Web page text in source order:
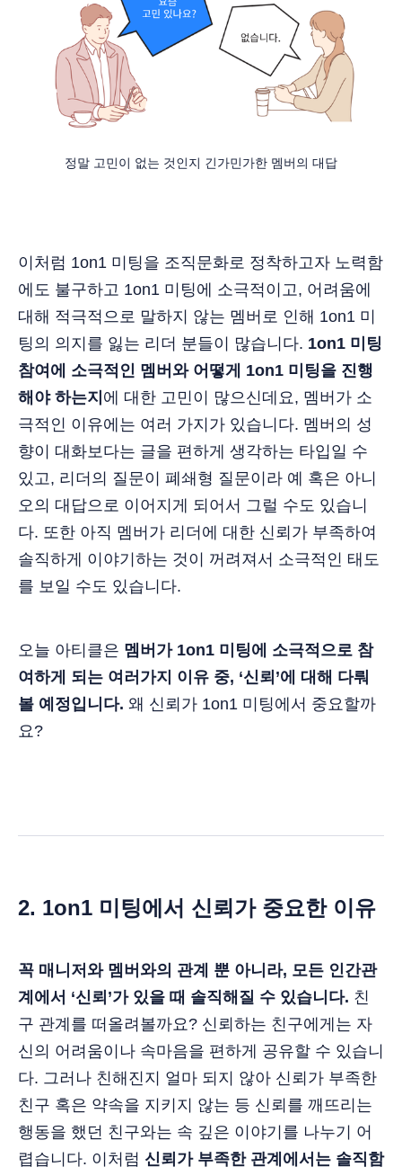
정말 고민이 없는 것인지 긴가민가한 멤버의 대답
이처럼 1on1 미팅을 조직문화로 정착하고자 노력함
에도 불구하고 1on1 미팅에 소극적이고, 어려움에
대해 적극적으로 말하지 않는 멤버로 인해 1on1 미
팅의 의지를 잃는 리더 분들이 많습니다. 1on1 미팅
참여에 소극적인 멤버와 어떻게 1on1 미팅을 진행
해야 하는지 에 대한 고민이 많으신데요, 멤버가 소
극적인 이유에는 여러 가지가 있습니다. 멤버의 성
향이 대화보다는 글을 편하게 생각하는 타입일 수
있고, 리더의 질문이 폐쇄형 질문이라 예 혹은 아니
오의 대답으로 이어지게 되어서 그럴 수도 있습니
다. 또한 아직 멤버가 리더에 대한 신뢰가 부족하여
솔직하게 이야기하는 것이 꺼려져서 소극적인 태도
를 보일 수도 있습니다.
오늘 아티클은 멤버가 1on1 미팅에 소극적으로 참
여하게 되는 여러가지 이유 중, ‘신뢰’에 대해 다뤄
볼 예정입니다. 왜 신뢰가 1on1 미팅에서 중요할까
요?
2. 1on1 미팅에서 신뢰가 중요한 이유
꼭 매니저와 멤버와의 관계 뿐 아니라, 모든 인간관
계에서 ‘신뢰’가 있을 때 솔직해질 수 있습니다. 친
구 관계를 떠올려볼까요? 신뢰하는 친구에게는 자
신의 어려움이나 속마음을 편하게 공유할 수 있습니
다. 그러나 친해진지 얼마 되지 않아 신뢰가 부족한
친구 혹은 약속을 지키지 않는 등 신뢰를 깨뜨리는
행동을 했던 친구와는 속 깊은 이야기를 나누기 어
렵습니다. 이처럼 신뢰가 부족한 관계에서는 솔직함